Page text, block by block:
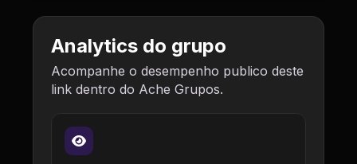
Analytics do grupo
Acompanhe o desempenho publico deste
link dentro do Ache Grupos.